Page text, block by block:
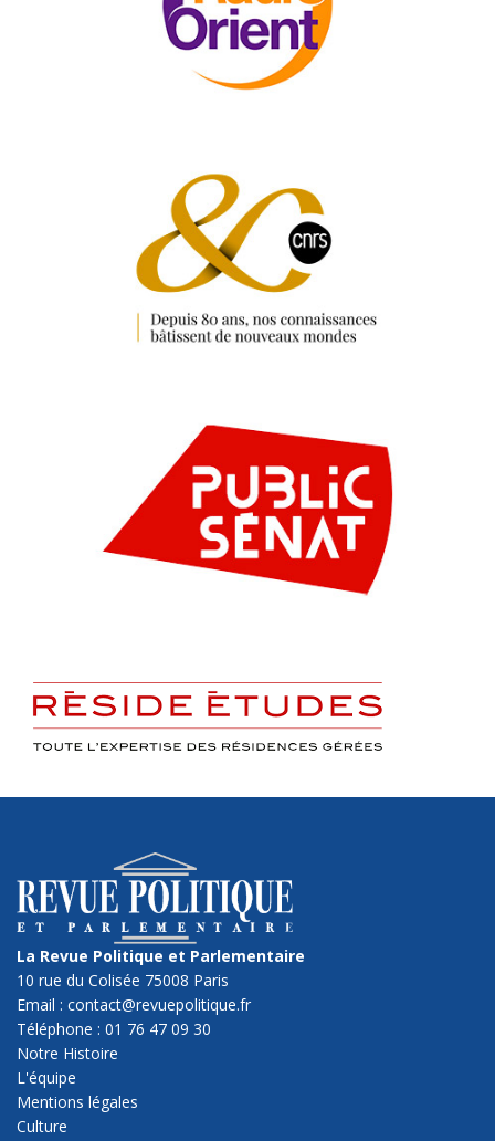
La Revue Politique et Parlementaire
10 rue du Colisée 75008 Paris
Email : contact@revuepolitique.fr
Téléphone : 01 76 47 09 30
Notre Histoire
L'équipe
Mentions légales
Culture